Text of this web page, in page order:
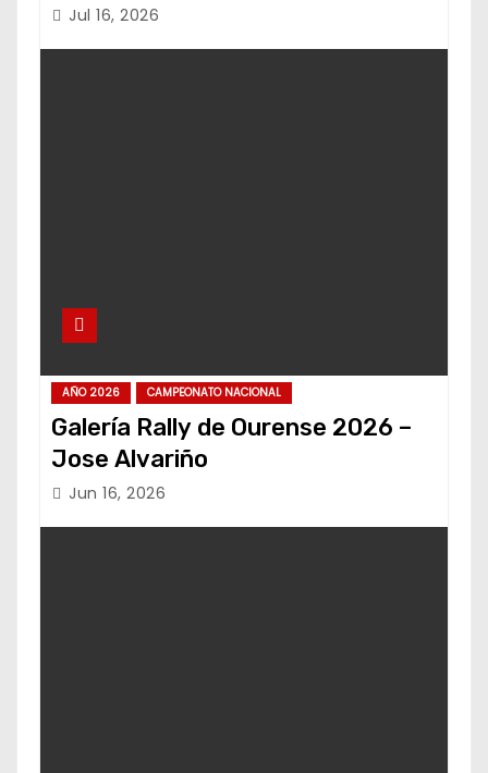
Jul 16, 2026
AÑO 2026 CAMPEONATO NACIONAL
Galería Rally de Ourense 2026 –
Jose Alvariño
Jun 16, 2026